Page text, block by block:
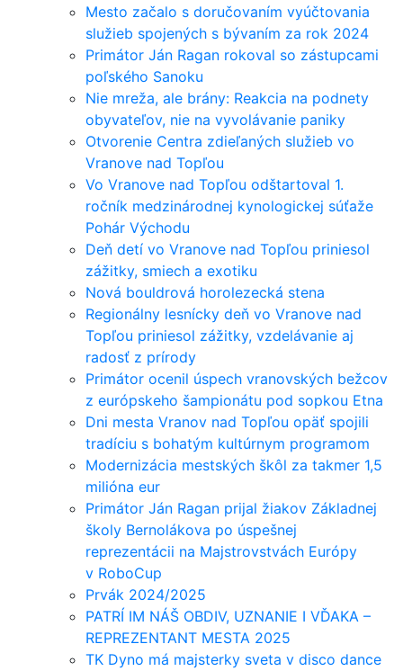
Mesto začalo s doručovaním vyúčtovania
služieb spojených s bývaním za rok 2024
Primátor Ján Ragan rokoval so zástupcami
poľského Sanoku
Nie mreža, ale brány: Reakcia na podnety
obyvateľov, nie na vyvolávanie paniky
Otvorenie Centra zdieľaných služieb vo
Vranove nad Topľou
Vo Vranove nad Topľou odštartoval 1.
ročník medzinárodnej kynologickej súťaže
Pohár Východu
Deň detí vo Vranove nad Topľou priniesol
zážitky, smiech a exotiku
Nová bouldrová horolezecká stena
Regionálny lesnícky deň vo Vranove nad
Topľou priniesol zážitky, vzdelávanie aj
radosť z prírody
Primátor ocenil úspech vranovských bežcov
z európskeho šampionátu pod sopkou Etna
Dni mesta Vranov nad Topľou opäť spojili
tradíciu s bohatým kultúrnym programom
Modernizácia mestských škôl za takmer 1,5
milióna eur
Primátor Ján Ragan prijal žiakov Základnej
školy Bernolákova po úspešnej
reprezentácii na Majstrovstvách Európy
v RoboCup
Prvák 2024/2025
PATRÍ IM NÁŠ OBDIV, UZNANIE I VĎAKA –
REPREZENTANT MESTA 2025
TK Dyno má majsterky sveta v disco dance